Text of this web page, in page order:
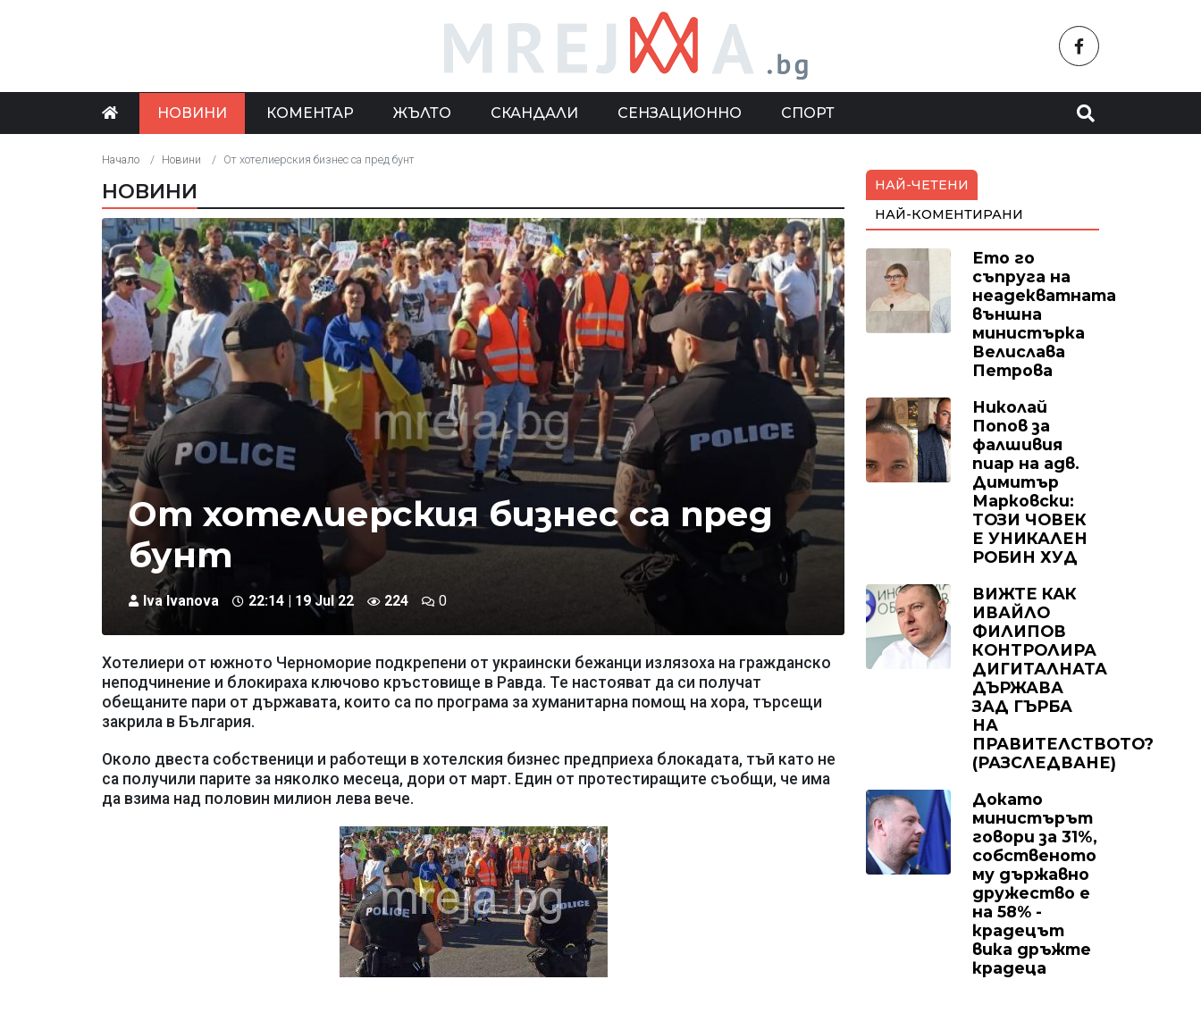
НОВИНИ КОМЕНТАР ЖЪЛТО СКАНДАЛИ СЕНЗАЦИОННО СПОРТ
Начало Новини От хотелиерския бизнес са пред бунт
НОВИНИ
От хотелиерския бизнес са пред
бунт
Iva Ivanova 22:14 | 19 Jul 22 224 0
Хотелиери от южното Черноморие подкрепени от украински бежанци излязоха на гражданско
неподчинение и блокираха ключово кръстовище в Равда. Те настояват да си получат
обещаните пари от държавата, които са по програма за хуманитарна помощ на хора, търсещи
закрила в България.
Около двеста собственици и работещи в хотелския бизнес предприеха блокадата, тъй като не
са получили парите за няколко месеца, дори от март. Един от протестиращите съобщи, че има
да взима над половин милион лева вече.
НАЙ-ЧЕТЕНИ
НАЙ-КОМЕНТИРАНИ
Ето го
съпруга на
неадекватната
външна
министърка
Велислава
Петрова
Николай
Попов за
фалшивия
пиар на адв.
Димитър
Марковски:
ТОЗИ ЧОВЕК
Е УНИКАЛЕН
РОБИН ХУД
ВИЖТЕ КАК
ИВАЙЛО
ФИЛИПОВ
КОНТРОЛИРА
ДИГИТАЛНАТА
ДЪРЖАВА
ЗАД ГЪРБА
НА
ПРАВИТЕЛСТВОТО?
(РАЗСЛЕДВАНЕ)
Докато
министърът
говори за 31%,
собственото
му държавно
дружество е
на 58% -
крадецът
вика дръжте
крадеца